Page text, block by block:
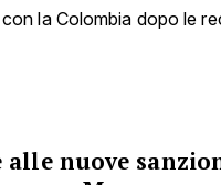
la Colombia dopo le
alle nuove